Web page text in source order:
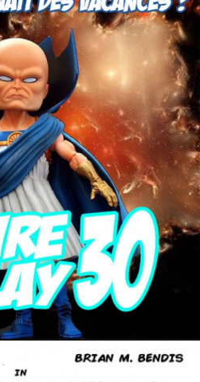
1 août 2017